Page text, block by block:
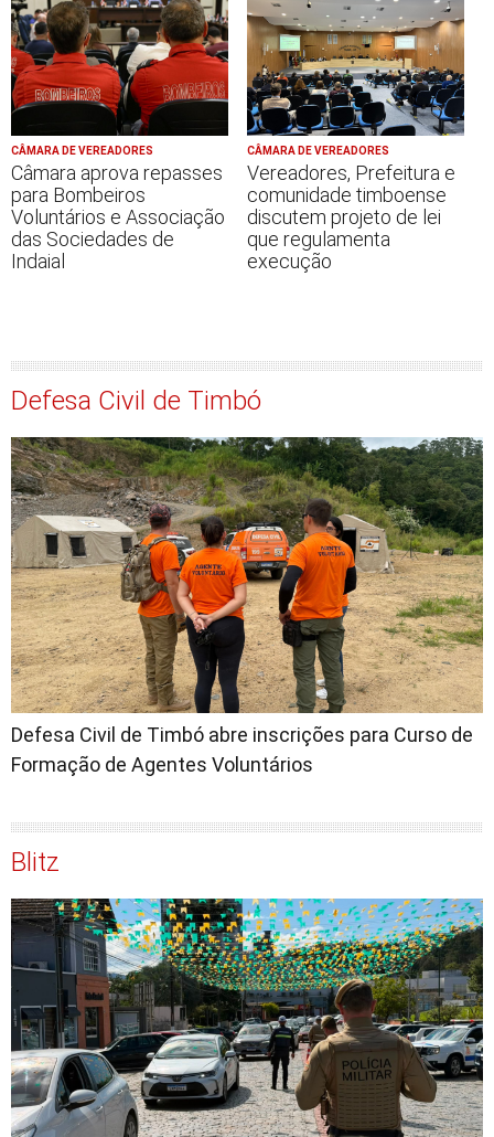
CÂMARA DE VEREADORES
Câmara aprova repasses
para Bombeiros
Voluntários e Associação
das Sociedades de
Indaial
CÂMARA DE VEREADORES
Vereadores, Prefeitura e
comunidade timboense
discutem projeto de lei
que regulamenta
execução
Defesa Civil de Timbó
Defesa Civil de Timbó abre inscrições para Curso de
Formação de Agentes Voluntários
Blitz